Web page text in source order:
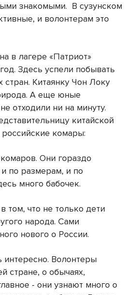
знакомыми. В сузунском
и волонтерам это
в лагере «Патриот»
Здесь успели побывать
стран. Китаянку Чон Локу
А еще юные
отходили ни на минуту.
китайской
комары:
Они гораздо
по размерам, и по
много бабочек.
том, что не только дети
народа. Сами
нового о России.
интересно. Волонтеры
стране, о обычаях,
- они узнают много о